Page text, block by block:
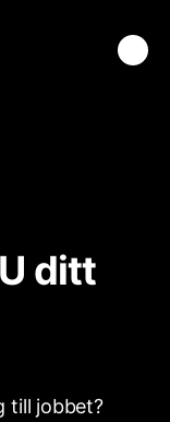
ditt
till jobbet?